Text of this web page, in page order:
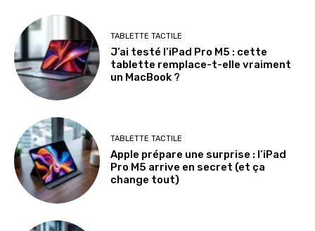
TABLETTE TACTILE
J’ai testé l’iPad Pro M5 : cette
tablette remplace-t-elle vraiment
un MacBook ?
TABLETTE TACTILE
Apple prépare une surprise : l’iPad
Pro M5 arrive en secret (et ça
change tout)